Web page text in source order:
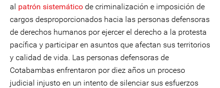
al patrón sistemático de criminalización e imposición de
cargos desproporcionados hacia las personas defensoras
de derechos humanos por ejercer el derecho a la protesta
pacífica y participar en asuntos que afectan sus territorios
y calidad de vida. Las personas defensoras de
Cotabambas enfrentaron por diez años un proceso
judicial injusto en un intento de silenciar sus esfuerzos